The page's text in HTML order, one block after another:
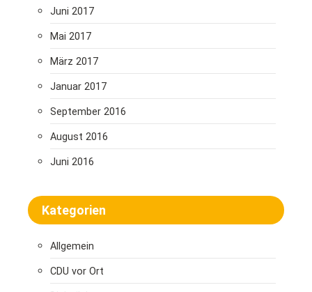
Juni 2017
Mai 2017
März 2017
Januar 2017
September 2016
August 2016
Juni 2016
Kategorien
Allgemein
CDU vor Ort